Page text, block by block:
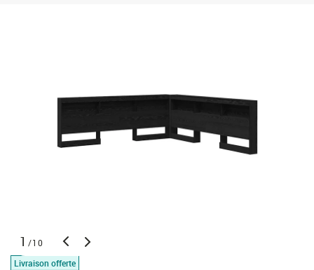
1 /10
Livraison offerte